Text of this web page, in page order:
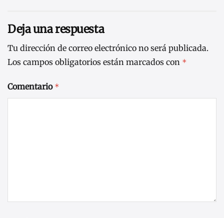
Deja una respuesta
Tu dirección de correo electrónico no será publicada.
Los campos obligatorios están marcados con *
Comentario *